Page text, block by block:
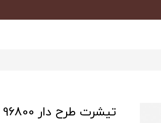
تیشرت طرح دار 96800